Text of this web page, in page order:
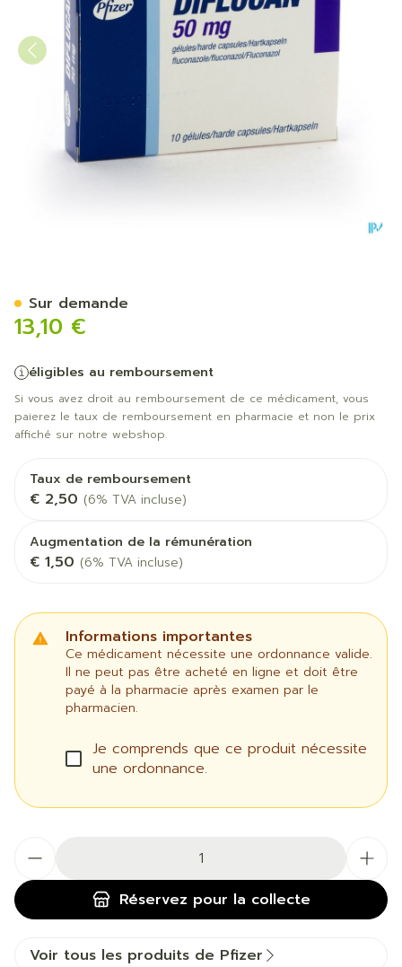
13,10 €
éligibles au remboursement
Si vous avez droit au remboursement de ce médicament, vous
paierez le taux de remboursement en pharmacie et non le prix
affiché sur notre webshop.
Taux de remboursement
€ 2,50 (6% TVA incluse)
Augmentation de la rémunération
€ 1,50 (6% TVA incluse)
Informations importantes
Ce médicament nécessite une ordonnance valide.
Il ne peut pas être acheté en ligne et doit être
payé à la pharmacie après examen par le
pharmacien.
Je comprends que ce produit nécessite
une ordonnance.
Réservez pour la collecte
Sur demande
Voir tous les produits de Pfizer